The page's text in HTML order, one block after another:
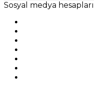
Sosyal medya